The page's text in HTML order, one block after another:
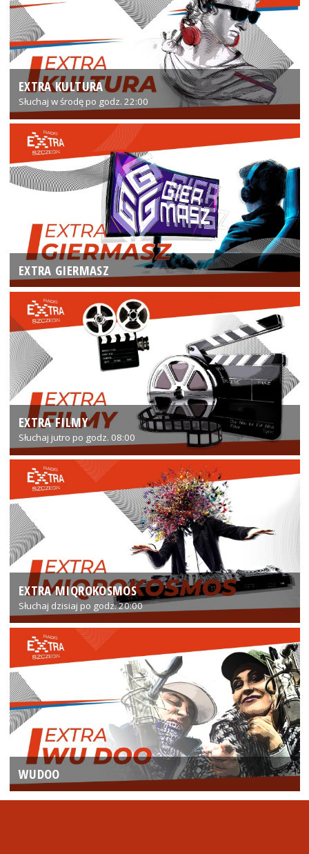
EXTRA KULTURA
Słuchaj w środę po godz. 22:00
EXTRA GIERMASZ
EXTRA FILMY
Słuchaj jutro po godz. 08:00
EXTRA MIQROKOSMOS
Słuchaj dzisiaj po godz. 20:00
WUDOO